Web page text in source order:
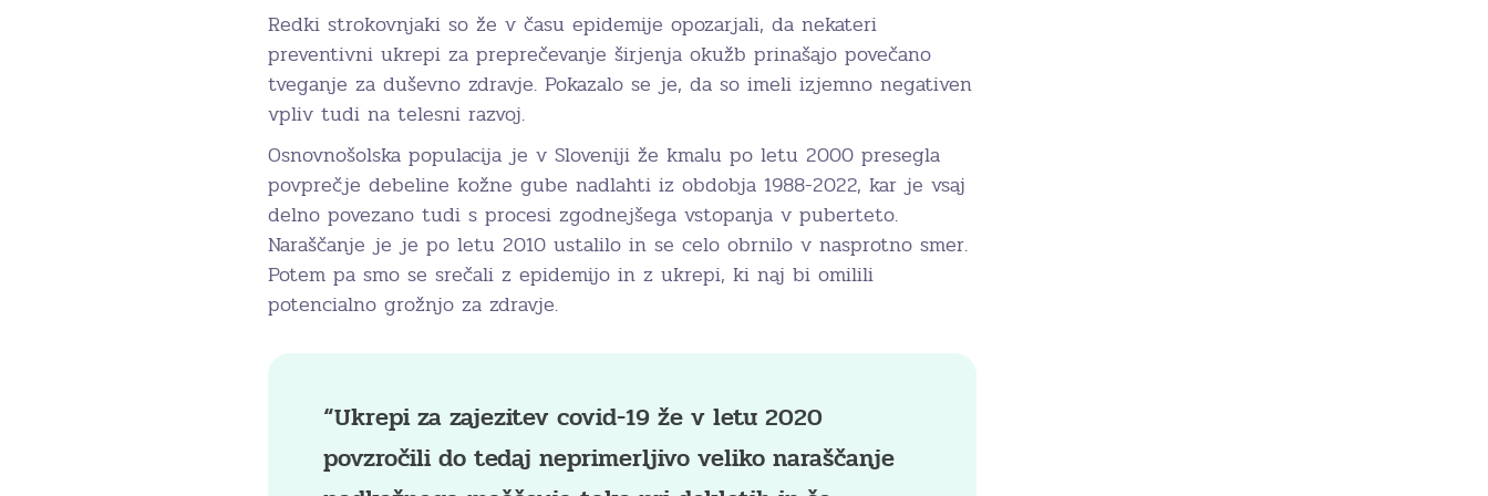
Redki strokovnjaki so že v času epidemije opozarjali, da nekateri
preventivni ukrepi za preprečevanje širjenja okužb prinašajo povečano
tveganje za duševno zdravje. Pokazalo se je, da so imeli izjemno negativen
vpliv tudi na telesni razvoj.
Osnovnošolska populacija je v Sloveniji že kmalu po letu 2000 presegla
povprečje debeline kožne gube nadlahti iz obdobja 1988-2022, kar je vsaj
delno povezano tudi s procesi zgodnejšega vstopanja v puberteto.
Naraščanje je je po letu 2010 ustalilo in se celo obrnilo v nasprotno smer.
Potem pa smo se srečali z epidemijo in z ukrepi, ki naj bi omilili
potencialno grožnjo za zdravje.
“Ukrepi za zajezitev covid-19 že v letu 2020
povzročili do tedaj neprimerljivo veliko naraščanje